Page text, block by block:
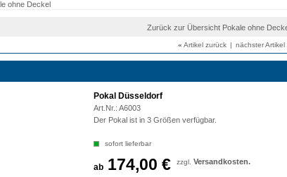
ohne Deckel
Zurück zur Übersicht Pokale ohne
« Artikel zurück | nächster Artikel
Pokal Düsseldorf
Art.Nr.: A6003
Der Pokal ist in 3 Größen verfügbar.
sofort lieferbar
ab 174,00 € zzgl. Versandkosten.